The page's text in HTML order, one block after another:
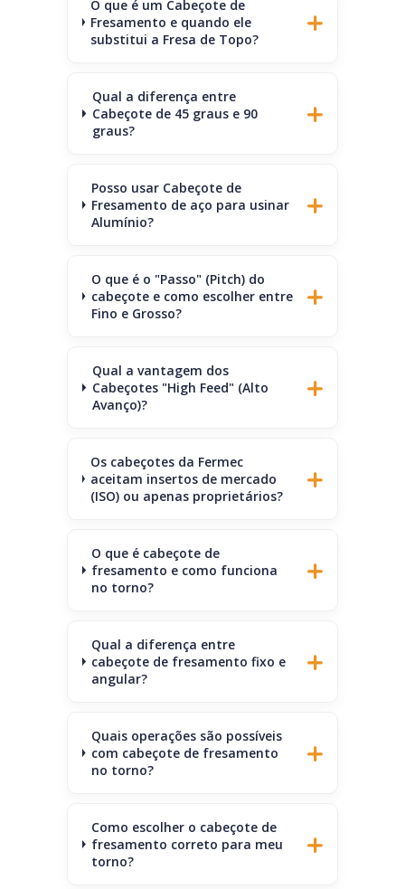
O que é um Cabeçote de
Fresamento e quando ele
substitui a Fresa de Topo?
Qual a diferença entre
Cabeçote de 45 graus e 90
graus?
Posso usar Cabeçote de
Fresamento de aço para usinar
Alumínio?
O que é o "Passo" (Pitch) do
cabeçote e como escolher entre
Fino e Grosso?
Qual a vantagem dos
Cabeçotes "High Feed" (Alto
Avanço)?
Os cabeçotes da Fermec
aceitam insertos de mercado
(ISO) ou apenas proprietários?
O que é cabeçote de
fresamento e como funciona
no torno?
Qual a diferença entre
cabeçote de fresamento fixo e
angular?
Quais operações são possíveis
com cabeçote de fresamento
no torno?
Como escolher o cabeçote de
fresamento correto para meu
torno?